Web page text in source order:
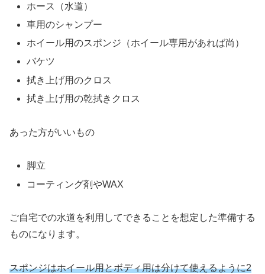
ホース（水道）
車用のシャンプー
ホイール用のスポンジ（ホイール専用があれば尚）
バケツ
拭き上げ用のクロス
拭き上げ用の乾拭きクロス
あった方がいいもの
脚立
コーティング剤やWAX
ご自宅での水道を利用してできることを想定した準備する
ものになります。
スポンジはホイール用とボディ用は分けて使えるように2